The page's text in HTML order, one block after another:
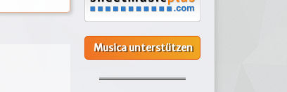
Musica unterstützen